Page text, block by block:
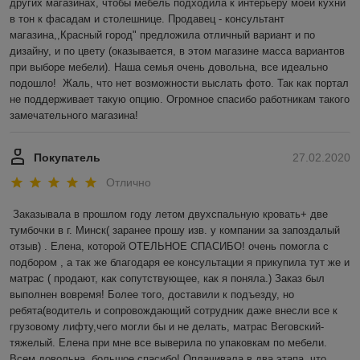
других магазинах, чтобы мебель подходила к интерьеру моей кухни
в тон к фасадам и столешнице. Продавец - консультант
магазина,,Красный город" предложила отличный вариант и по
дизайну, и по цвету (оказывается, в этом магазине масса вариантов
при выборе мебели). Наша семья очень довольна, все идеально
подошло!  Жаль, что нет возможности выслать фото. Так как портал
не поддерживает такую опцию. Огромное спасибо работникам такого
замечательного магазина!
27.02.2020
Покупатель
Отлично
Заказывала в прошлом году летом двухспальную кровать+ две
тумбочки в г. Минск( заранее прошу изв. у компании за запоздалый
отзыв) . Елена, которой ОТЕЛЬНОЕ СПАСИБО! очень помогла с
подбором , а так же благодаря ее консультации я прикупила тут же и
матрас ( продают, как сопутствующее, как я поняла.) Заказ был
выполнен вовремя! Более того, доставили к подъезду, но
ребята(водитель и сопровождающий сотрудник даже внесли все к
грузовому лифту,чего могли бы и не делать, матрас Веговский-
тяжелый. Елена при мне все выверила по упаковкам по мебели.